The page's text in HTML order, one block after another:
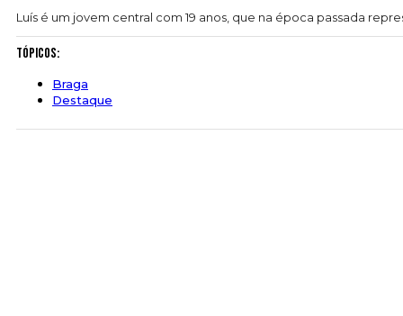
Luís é um jovem central com 19 anos, que na época passada
Tópicos:
Braga
Destaque